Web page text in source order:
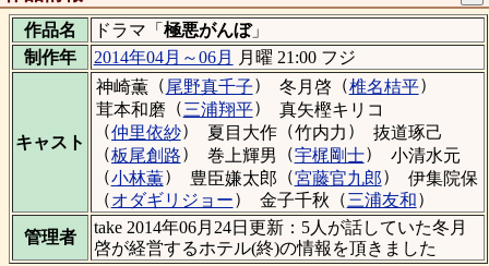
作品名 ドラマ「 極悪がんぼ」
制作年
2014年04月～06月 月曜 21:00 フジ
キャスト
神崎薫（ 尾野真千子） 冬月啓 （椎名桔平）
茸本和磨 （三浦翔平）
真矢樫キリコ
（仲里依紗） 夏目大作（竹内力 ）
抜道琢己
（板尾創路） 巻上輝男 （宇梶剛士）
小清水元
（小林薫） 豊臣嫌太郎 （宮藤官九郎）
伊集院保
（オダギリジョー） 金子千秋 （三浦友和）
管理者
take 2014年06月24日更新：5人が話していた冬月
啓が経営するホテル(終)の情報を頂きました